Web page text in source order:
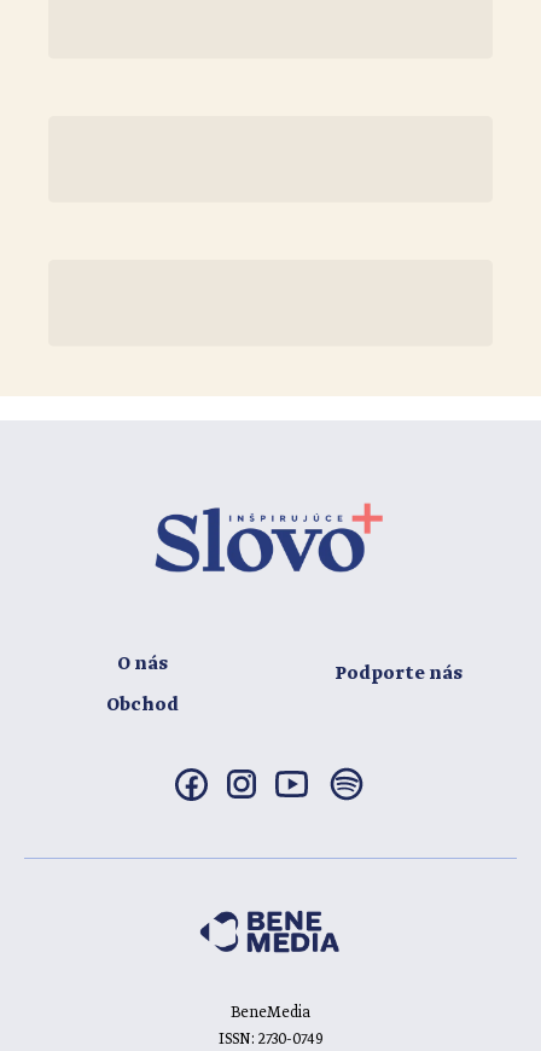
O nás
Obchod
Podporte nás
BeneMedia
ISSN: 2730-0749